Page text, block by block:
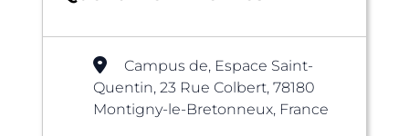
Campus de, Espace Saint-
Quentin, 23 Rue Colbert, 78180
Montigny-le-Bretonneux, France